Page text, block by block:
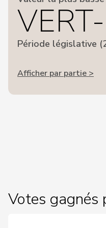
Période législative
Afficher par partie >
Votes gagnés